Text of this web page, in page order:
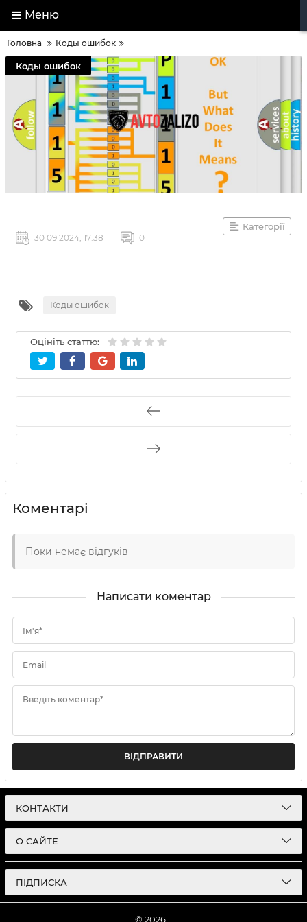
Меню
Головна Коды ошибок
Коды ошибок
Категорії
30 09 2024, 17:38 0
Коды ошибок
Оцініть статтю:
Коментарі
Поки немає відгуків
Написати коментар
Ім'я*
Email
Введіть коментар*
ВІДПРАВИТИ
КОНТАКТИ
О САЙТЕ
ПІДПИСКА
© 2026